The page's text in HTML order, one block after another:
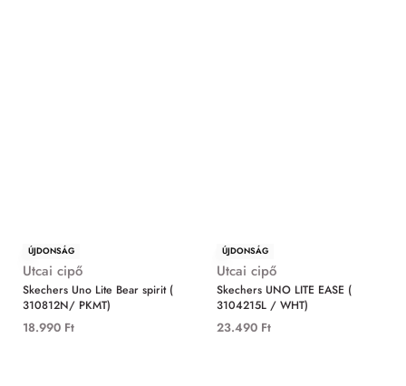
ÚJDONSÁG
Utcai cipő
Skechers Uno Lite Bear spirit (
310812N/ PKMT)
18.990 Ft
ÚJDONSÁG
Utcai cipő
Skechers UNO LITE EASE (
3104215L / WHT)
23.490 Ft